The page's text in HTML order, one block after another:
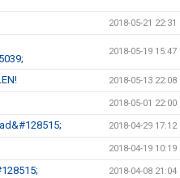
2018-05-21 22:31
2018-05-19 15:47
2018-05-13 22:08
2018-05-01 22:00
2018-04-29 17:12
2018-04-19 10:19
2018-04-08 21:04